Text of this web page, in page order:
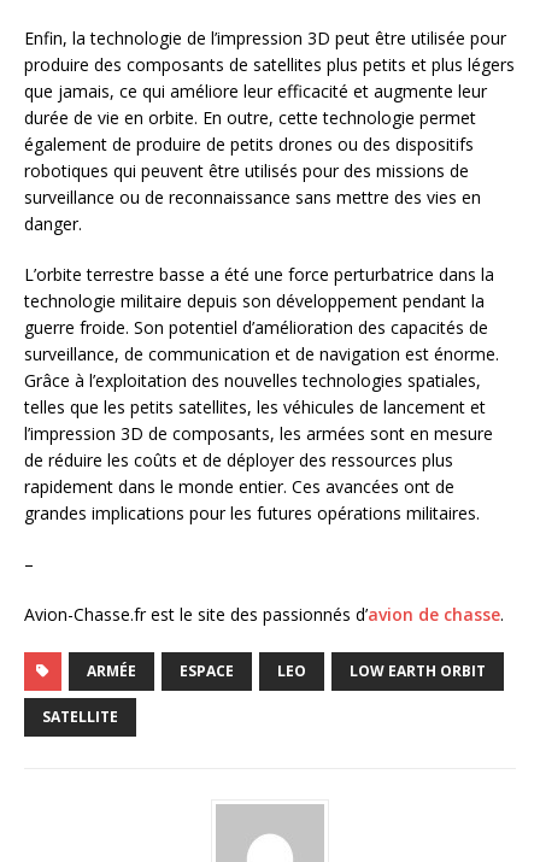
Enfin, la technologie de l’impression 3D peut être utilisée pour
produire des composants de satellites plus petits et plus légers
que jamais, ce qui améliore leur efficacité et augmente leur
durée de vie en orbite. En outre, cette technologie permet
également de produire de petits drones ou des dispositifs
robotiques qui peuvent être utilisés pour des missions de
surveillance ou de reconnaissance sans mettre des vies en
danger.
L’orbite terrestre basse a été une force perturbatrice dans la
technologie militaire depuis son développement pendant la
guerre froide. Son potentiel d’amélioration des capacités de
surveillance, de communication et de navigation est énorme.
Grâce à l’exploitation des nouvelles technologies spatiales,
telles que les petits satellites, les véhicules de lancement et
l’impression 3D de composants, les armées sont en mesure
de réduire les coûts et de déployer des ressources plus
rapidement dans le monde entier. Ces avancées ont de
grandes implications pour les futures opérations militaires.
–
Avion-Chasse.fr est le site des passionnés d’avion de chasse.
ARMÉE ESPACE LEO LOW EARTH ORBIT
SATELLITE